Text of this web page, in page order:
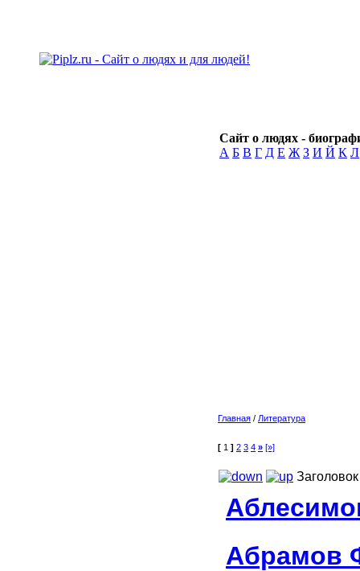
Сайт о людях -
А Б В Г Д Е Ж З И Й К Л
Главная / Литература
[ 1 ] 2 3 4 » [»]
Заголовок
Абрамов